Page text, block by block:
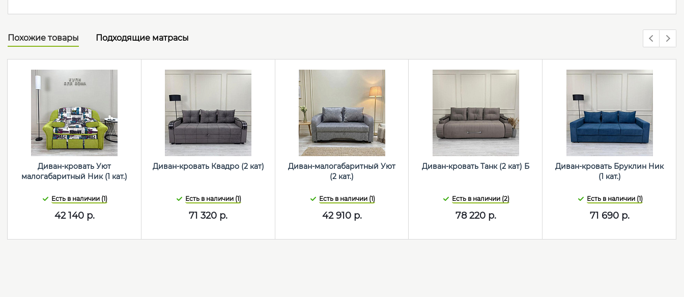
Похожие товары Подходящие матрасы
Диван-кровать Уют
малогабаритный Ник (1 кат.)
Есть в наличии (1)
42 140р.
Диван-кровать Квадро (2 кат)
Есть в наличии (1)
71 320 р.
Диван-малогабаритный Уют
(2 кат.)
Есть в наличии (1)
42 910р.
Диван-кровать Танк (2 кат) Б
Есть в наличии (2)
78 220р.
Диван-кровать Бруклин Ник
(1 кат.)
Есть в наличии (1)
71 690р.